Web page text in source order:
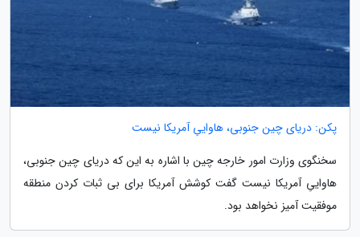
پکن: دریای چین جنوبی، هاواییِ آمریکا نیست
سخنگوی وزارت امور خارجه چین با اشاره به این که دریای چین جنوبی،
هاواییِ آمریکا نیست گفت کوشش آمریکا برای بی ثبات کردن منطقه
موفقیت آمیز نخواهد بود.